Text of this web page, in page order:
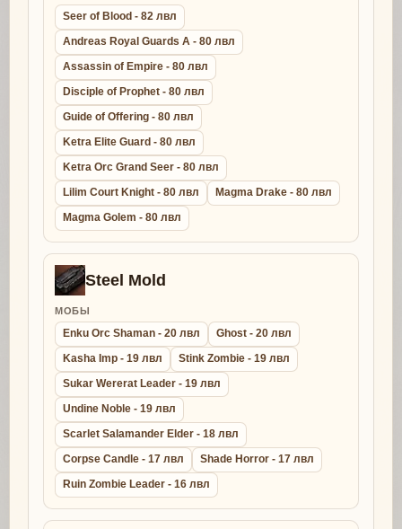
Seer of Blood - 82 лвл
Andreas Royal Guards A - 80 лвл
Assassin of Empire - 80 лвл
Disciple of Prophet - 80 лвл
Guide of Offering - 80 лвл
Ketra Elite Guard - 80 лвл
Ketra Orc Grand Seer - 80 лвл
Lilim Court Knight - 80 лвл
Magma Drake - 80 лвл
Magma Golem - 80 лвл
Steel Mold
МОБЫ
Enku Orc Shaman - 20 лвл
Ghost - 20 лвл
Kasha Imp - 19 лвл
Stink Zombie - 19 лвл
Sukar Wererat Leader - 19 лвл
Undine Noble - 19 лвл
Scarlet Salamander Elder - 18 лвл
Corpse Candle - 17 лвл
Shade Horror - 17 лвл
Ruin Zombie Leader - 16 лвл